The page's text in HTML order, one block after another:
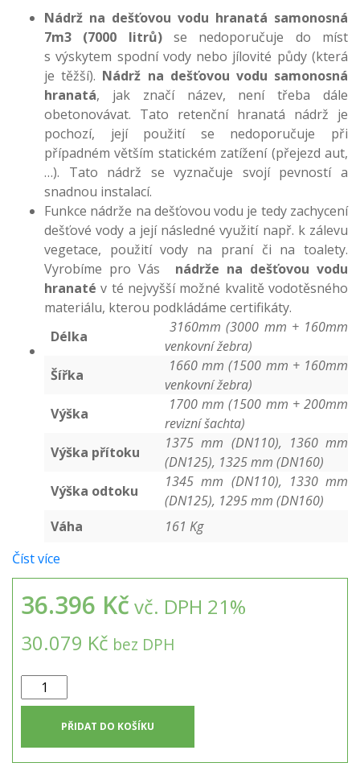
Nádrž na dešťovou vodu hranatá samonosná
7m3 (7000 litrů)se nedoporučuje do míst
s výskytem spodní vody nebo jílovité půdy (která
je těžší). Nádrž na dešťovou vodu samonosná
hranatá, jak značí název, není třeba dále
obetonovávat. Tato retenční hranatá nádrž je
pochozí, její použití se nedoporučuje při
případném větším statickém zatížení (přejezd aut,
…). Tato nádrž se vyznačuje svojí pevností a
snadnou instalací.
Funkce nádrže na dešťovou vodu je tedy zachycení
dešťové vody a její následné využití např. k zálevu
vegetace, použití vody na praní či na toalety.
Vyrobíme pro Vás nádrže na dešťovou vodu
hranaté v té nejvyšší možné kvalitě vodotěsného
materiálu, kterou podkládáme certifikáty.
Délka
3160mm (3000 mm + 160mm
venkovní žebra)
Šířka
1660 mm (1500 mm + 160mm
venkovní žebra)
Výška
1700 mm (1500 mm + 200mm
revizní šachta)
Výška přítoku
1375 mm (DN110), 1360 mm
(DN125), 1325 mm (DN160)
Výška odtoku
1345 mm (DN110), 1330 mm
(DN125), 1295 mm (DN160)
Váha
161 Kg
Číst více
36.396 Kč vč. DPH 21%
30.079 Kč bez DPH
Samonosná
hranatá
dešťovou
PŘIDAT DO KOŠÍKU